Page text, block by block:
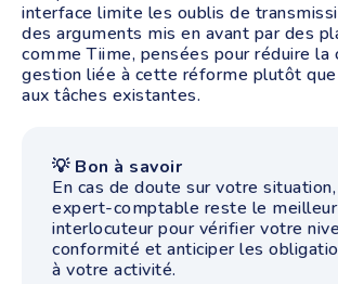
interface limite les oublis de
des arguments mis en avant par des
comme Tiime, pensées pour réduire la
gestion liée à cette réforme plutôt
aux tâches existantes.
💡 Bon à savoir
En cas de doute sur votre
expert-comptable reste le meilleur
interlocuteur pour vérifier votre
conformité et anticiper les
à votre activité.